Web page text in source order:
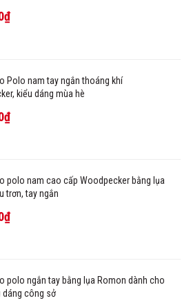
Polo nam tay ngắn thoáng khí
kiểu dáng mùa hè
polo nam cao cấp Woodpecker bằng lụa
trơn, tay ngắn
polo ngắn tay bằng lụa Romon dành cho
dáng công sở